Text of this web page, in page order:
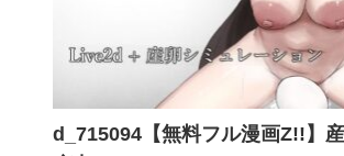
d_715094【無料フル漫画Z!!】